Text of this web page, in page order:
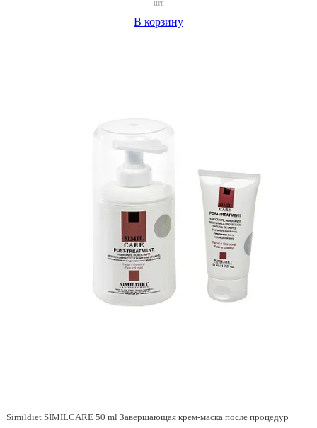
шт
В корзину
Simildiet SIMILCARE 50 ml Завершающая крем-маска после процедур